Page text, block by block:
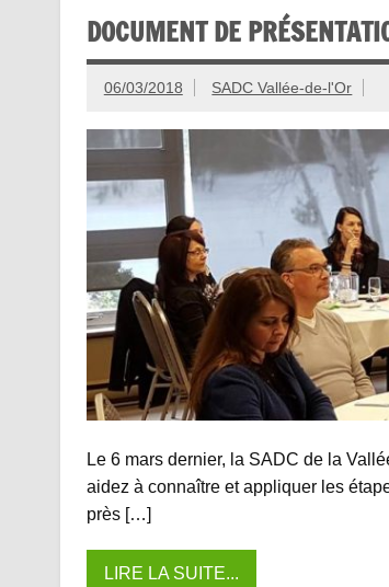
DOCUMENT DE
06/03/2018 SADC Vallée-de-l'Or
Le 6 mars dernier, la SADC de la
aidez à connaître et appliquer les
près […]
LIRE LA SUITE...